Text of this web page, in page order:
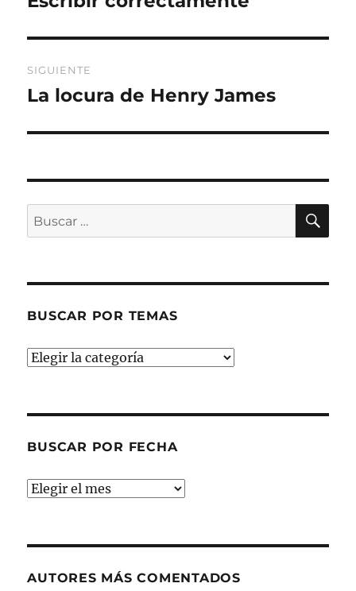
SIGUIENTE
Entrada
La locura de Henry James
Buscar
por:
BUSCAR POR TEMAS
Buscar
BUSCAR POR FECHA
Buscar
AUTORES MÁS COMENTADOS